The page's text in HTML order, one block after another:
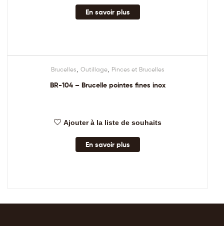
En savoir plus
Brucelles Outillage, Pinces et Brucelles
BR-104 – Brucelle pointes fines inox
Ajouter à la liste de souhaits
En savoir plus